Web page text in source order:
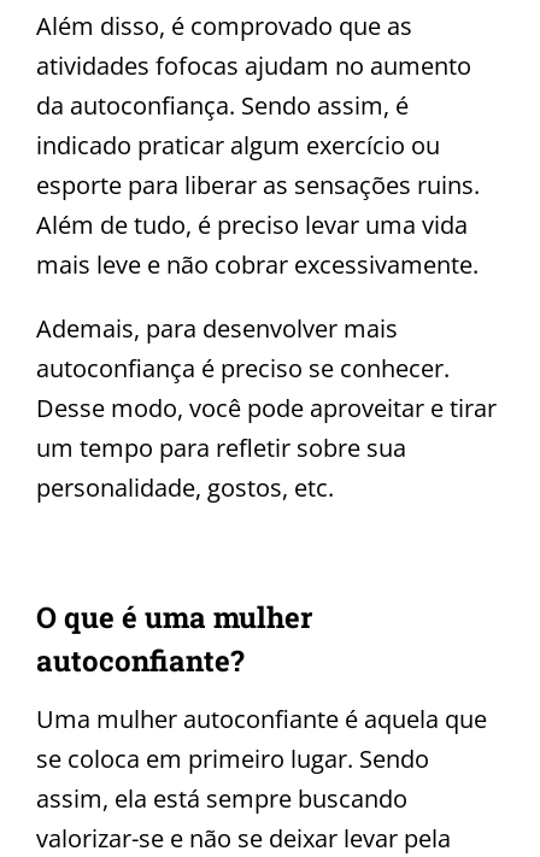
Além disso, é comprovado que as
atividades fofocas ajudam no aumento
da autoconfiança. Sendo assim, é
indicado praticar algum exercício ou
esporte para liberar as sensações ruins.
Além de tudo, é preciso levar uma vida
mais leve e não cobrar excessivamente.
Ademais, para desenvolver mais
autoconfiança é preciso se conhecer.
Desse modo, você pode aproveitar e tirar
um tempo para refletir sobre sua
personalidade, gostos, etc.
O que é uma mulher
autoconfiante?
Uma mulher autoconfiante é aquela que
se coloca em primeiro lugar. Sendo
assim, ela está sempre buscando
valorizar-se e não se deixar levar pela